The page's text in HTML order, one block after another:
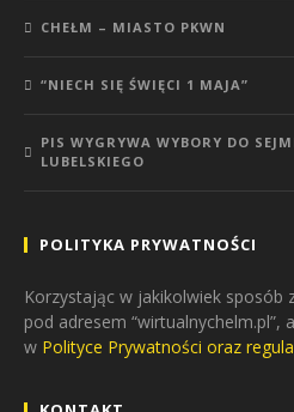
CHEŁM – MIASTO PKWN
“NIECH SIĘ ŚWIĘCI 1 MAJA”
PIS WYGRYWA WYBORY DO
LUBELSKIEGO
POLITYKA PRYWATNOŚCI
Korzystając w jakikolwiek sposób
pod adresem “wirtualnychelm.pl”,
w Polityce Prywatności oraz